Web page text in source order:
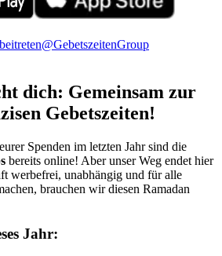
@GebetszeitenGroup
dich: Gemeinsam zur
Gebetszeiten!
Spenden im letzten Jahr sind die
bereits online! Aber unser Weg endet hier
werbefrei, unabhängig und für alle
brauchen wir diesen Ramadan
Jahr: